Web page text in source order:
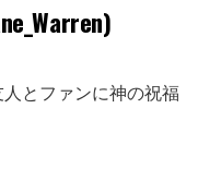
とファンに神の祝福